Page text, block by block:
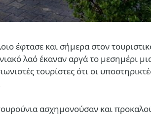
έφτασε και σήμερα στον
λαό έκαναν αργά το μεσημέρι
τουρίστες ότι οι
ασχημονούσαν και